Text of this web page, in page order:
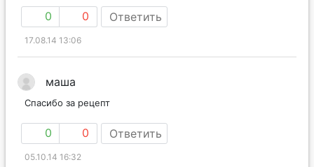
0 0 Ответить
17.08.14 13:06
маша
Спасибо за рецепт
0 0 Ответить
05.10.14 16:32